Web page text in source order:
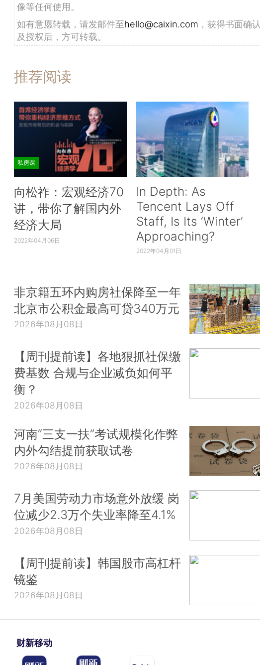
像等任何使用。
如有意愿转载，请发邮件至hello@caixin.com ，获得书面确认
及授权后，方可转载。
推荐阅读
私房课
向松祚：宏观经济70
讲，带你了解国内外
经济大局
2022年04月06日
In Depth: As
Tencent Lays Off
Staff, Is Its ‘Winter’
Approaching?
2022年04月01日
非京籍五环内购房社保降至一年
北京市公积金最高可贷340万元
2026年08月08日
【周刊提前读】各地狠抓社保缴
费基数 合规与企业减负如何平
衡？
2026年08月08日
河南“三支一扶”考试规模化作弊
内外勾结提前获取试卷
2026年08月08日
7月美国劳动力市场意外放缓 岗
位减少2.3万个失业率降至4.1%
2026年08月08日
【周刊提前读】韩国股市高杠杆
镜鉴
2026年08月08日
财新移动